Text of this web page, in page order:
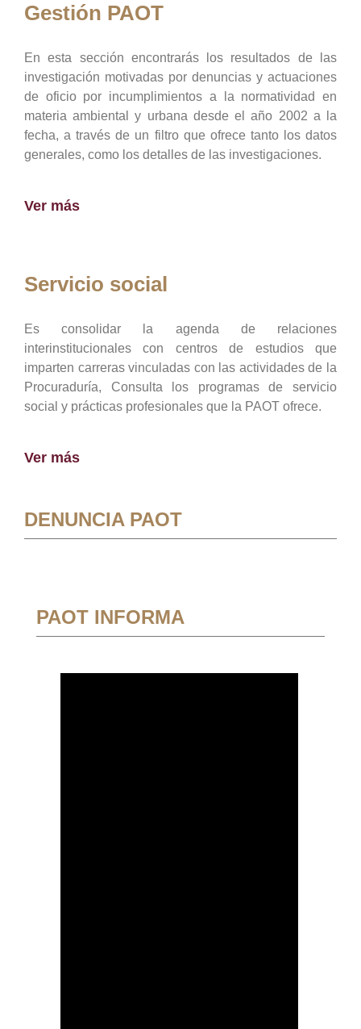
Gestión PAOT
En esta sección encontrarás los resultados de las
investigación motivadas por denuncias y actuaciones
de oficio por incumplimientos a la normatividad en
materia ambiental y urbana desde el año 2002 a la
fecha, a través de un filtro que ofrece tanto los datos
generales, como los detalles de las investigaciones.
Ver más
Servicio social
Es consolidar la agenda de relaciones
interinstitucionales con centros de estudios que
imparten carreras vinculadas con las actividades de la
Procuraduría, Consulta los programas de servicio
social y prácticas profesionales que la PAOT ofrece.
Ver más
DENUNCIA PAOT
PAOT INFORMA